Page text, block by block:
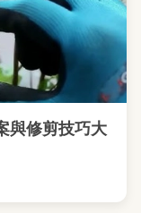
與修剪技巧大